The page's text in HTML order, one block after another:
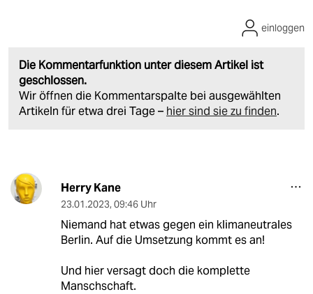
Die Kommentarfunktion unter diesem Artikel ist
geschlossen.
Wir öffnen die Kommentarspalte bei ausgewählten
Artikeln für etwa drei Tage – hier sind sie zu finden.
einloggen
Herry Kane
23.01.2023, 09:46 Uhr
Niemand hat etwas gegen ein klimaneutrales
Berlin. Auf die Umsetzung kommt es an!
Und hier versagt doch die komplette
Manschschaft.